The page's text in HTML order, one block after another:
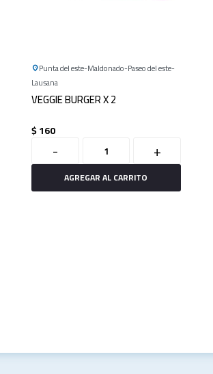
Punta del este Maldonado Paseo del este
Lausana
VEGGIE BURGER X 2
$160
- +